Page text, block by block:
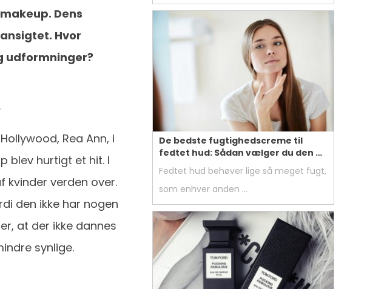
Dens
Hvor
udformninger?
Rea Ann, i
blev hurtigt et hit. I
kvinder verden over.
den ikke har nogen
at der ikke dannes
synlige.
De bedste fugtighedscreme til
fedtet hud: Sådan vælger du den …
Fedtet hud behøver lige så meget fugt,
som enhver anden …